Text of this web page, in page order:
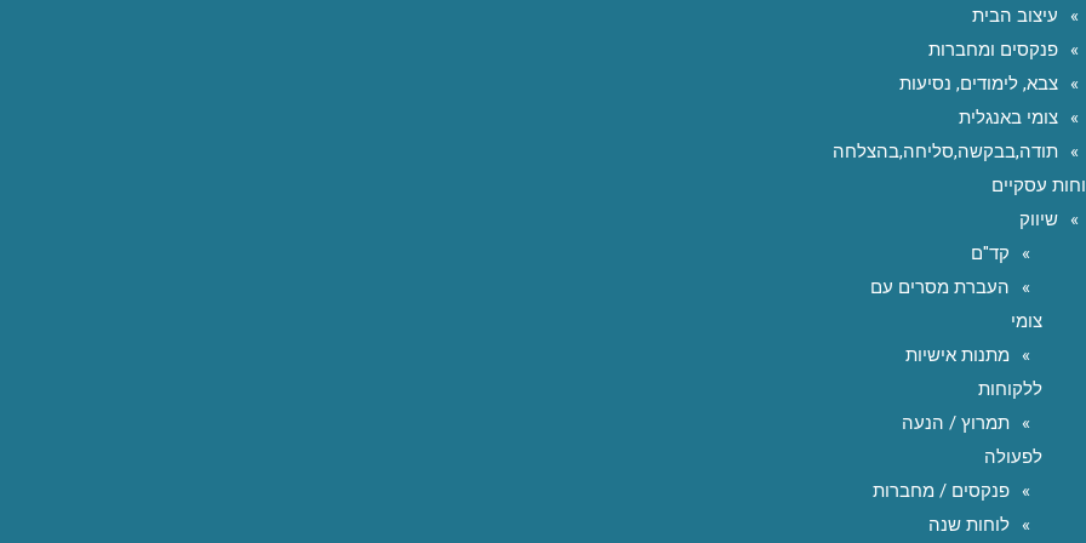
עיצוב הבית
פנקסים ומחברות
צבא, לימודים, נסיעות
צומי באנגלית
תודה,בבקשה,סליחה,בהצלחה
עסקיים
שיווק
קד"ם
העברת מסרים עם
צומי
מתנות אישיות
ללקוחות
תמרוץ / הנעה
לפעולה
פנקסים / מחברות
לוחות שנה